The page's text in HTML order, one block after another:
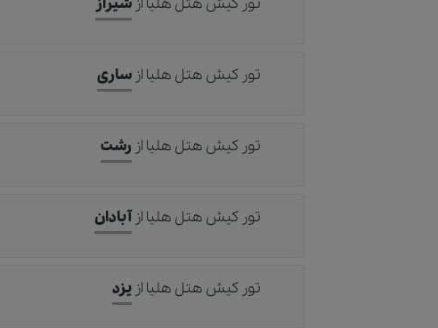
تور کیش هتل هلیا از شیراز
تور کیش هتل هلیا از ساری
تور کیش هتل هلیا از رشت
تور کیش هتل هلیا ازآبادان
تور کیش هتل هلیا از یزد